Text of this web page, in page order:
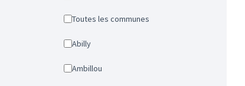
Toutes les communes
Abilly
Ambillou